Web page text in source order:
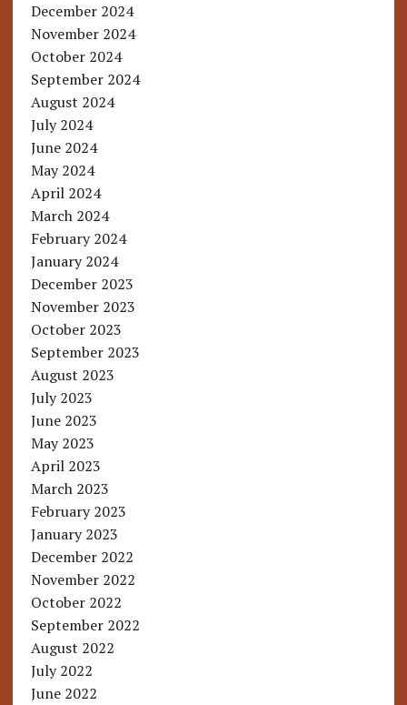
December 2024
November 2024
October 2024
September 2024
August 2024
July 2024
June 2024
May 2024
April 2024
March 2024
February 2024
January 2024
December 2023
November 2023
October 2023
September 2023
August 2023
July 2023
June 2023
May 2023
April 2023
March 2023
February 2023
January 2023
December 2022
November 2022
October 2022
September 2022
August 2022
July 2022
June 2022